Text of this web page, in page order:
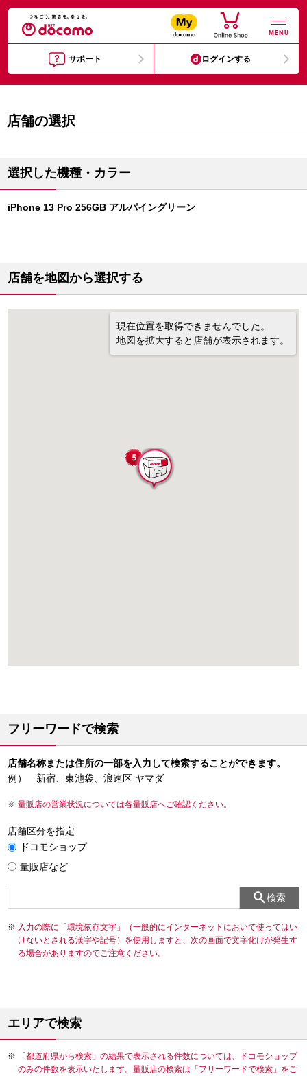
MENU
サポート ログインする
店舗の選択
選択した機種・カラー
iPhone 13 Pro 256GB アルパイングリーン
店舗を地図から選択する
現在位置を取得できませんでした。
地図を拡大すると店舗が表示されます。
フリーワードで検索
店舗名称または住所の一部を入力して検索することができます。
例） 新宿、東池袋、浪速区 ヤマダ
量販店の営業状況については各量販店へご確認ください。
店舗区分を指定
ドコモショップ
量販店など
検索
入力の際に「環境依存文字」（一般的にインターネットにおいて使ってはい
けないとされる漢字や記号）を使用しますと、次の画面で文字化けが発生す
る場合がありますのでご注意ください。
エリアで検索
「都道府県から検索」の結果で表示される件数については、ドコモショップ
のみの件数を表示いたします。量販店の検索は「フリーワードで検索」をご